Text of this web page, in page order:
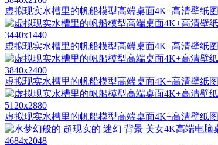
虚拟现实水槽里的帆船模型高端桌面4K+高清壁纸图
3440x1440
虚拟现实水槽里的帆船模型高端桌面4K+高清壁纸图
3840x2400
虚拟现实水槽里的帆船模型高端桌面4K+高清壁纸图
5120x2880
虚拟现实水槽里的帆船模型高端桌面4K+高清壁纸图
4684x2048